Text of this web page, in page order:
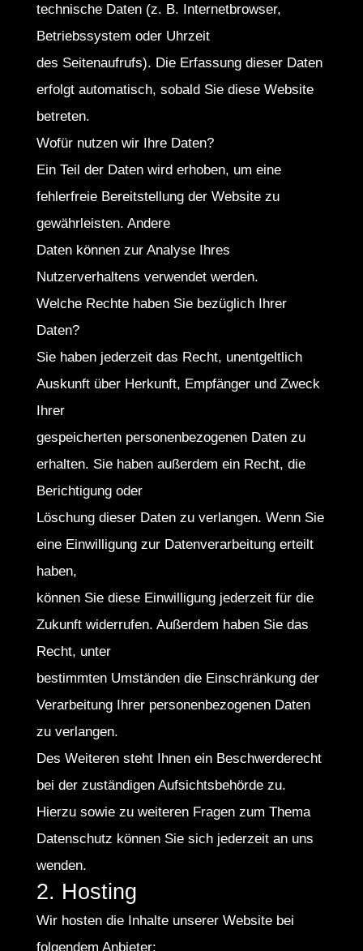
technische Daten (z. B. Internetbrowser,
Betriebssystem oder Uhrzeit
des Seitenaufrufs). Die Erfassung dieser Daten
erfolgt automatisch, sobald Sie diese Website
betreten.
Wofür nutzen wir Ihre Daten?
Ein Teil der Daten wird erhoben, um eine
fehlerfreie Bereitstellung der Website zu
gewährleisten. Andere
Daten können zur Analyse Ihres
Nutzerverhaltens verwendet werden.
Welche Rechte haben Sie bezüglich Ihrer
Daten?
Sie haben jederzeit das Recht, unentgeltlich
Auskunft über Herkunft, Empfänger und Zweck
Ihrer
gespeicherten personenbezogenen Daten zu
erhalten. Sie haben außerdem ein Recht, die
Berichtigung oder
Löschung dieser Daten zu verlangen. Wenn Sie
eine Einwilligung zur Datenverarbeitung erteilt
haben,
können Sie diese Einwilligung jederzeit für die
Zukunft widerrufen. Außerdem haben Sie das
Recht, unter
bestimmten Umständen die Einschränkung der
Verarbeitung Ihrer personenbezogenen Daten
zu verlangen.
Des Weiteren steht Ihnen ein Beschwerderecht
bei der zuständigen Aufsichtsbehörde zu.
Hierzu sowie zu weiteren Fragen zum Thema
Datenschutz können Sie sich jederzeit an uns
wenden.
2. Hosting
Wir hosten die Inhalte unserer Website bei
folgendem Anbieter: